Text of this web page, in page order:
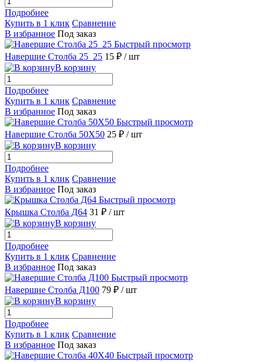
Подробнее
Купить в 1 клик Сравнение
В избранное Под заказ
Быстрый просмотр
Навершие Столба 25_25 15 ₽ / шт
В корзину
Подробнее
Купить в 1 клик Сравнение
В избранное Под заказ
Быстрый просмотр
Навершие Столба 50X50 25 ₽ / шт
В корзину
Подробнее
Купить в 1 клик Сравнение
В избранное Под заказ
Быстрый просмотр
Крышка Столба Д64 31 ₽ / шт
В корзину
Подробнее
Купить в 1 клик Сравнение
В избранное Под заказ
Быстрый просмотр
Навершие Столба Д100 79 ₽ / шт
В корзину
Подробнее
Купить в 1 клик Сравнение
В избранное Под заказ
Быстрый просмотр